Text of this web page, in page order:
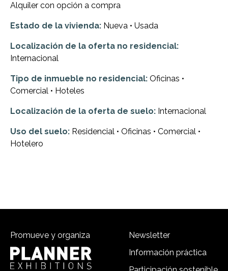
Alquiler con opción a compra
Estado de la vivienda: Nueva • Usada
Localización de la oferta no residencial:
Internacional
Tipo de inmueble no residencial: Oficinas •
Comercial • Hoteles
Localización de la oferta de suelo: Internacional
Uso del suelo: Residencial • Oficinas • Comercial •
Hotelero
Promueve y organiza
Newsletter
Información práctica